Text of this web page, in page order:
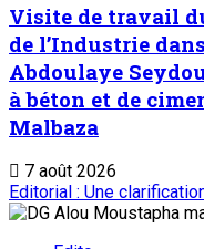
Visite de travail
de l’Industrie
Abdoulaye
à béton et de
Malbaza
7 août 2026
Editorial : Une